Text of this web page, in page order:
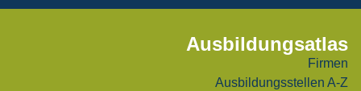
Ausbildungsatlas
Firmen
Ausbildungsstellen A-Z